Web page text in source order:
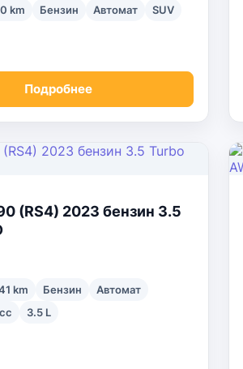
km Бензин Автомат
SUV
Подробнее
(RS4) 2023 бензин 3.5
km Бензин
Автомат
3.5 L